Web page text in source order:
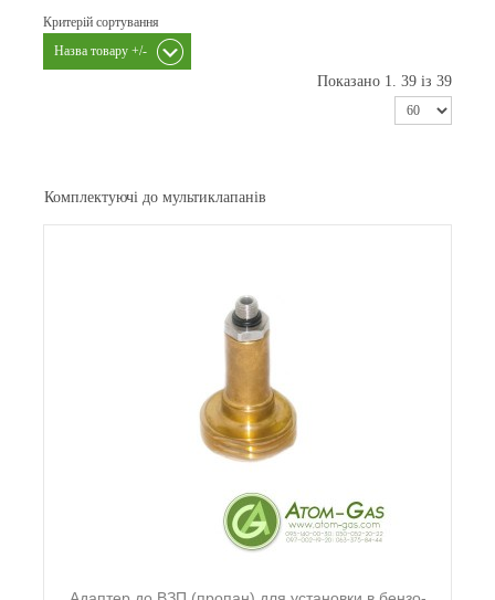
Критерій сортування
Назва товару +/-
Показано 1. 39 із 39
Комплектуючі до мультиклапанів